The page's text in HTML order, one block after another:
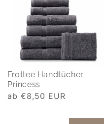
Frottee Handtücher
Princess
Normaler
ab €8,50 EUR